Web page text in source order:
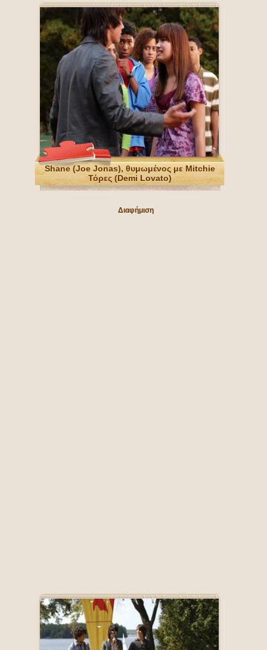
Shane (Joe Jonas), θυμωμένος με Mitchie
Τόρες (Demi Lovato)
Διαφήμιση